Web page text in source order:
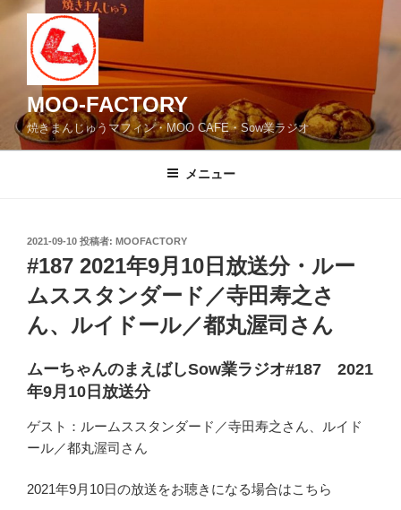
MOO-FACTORY
焼きまんじゅうマフィン・MOO CAFE・Sow業ラジオ
メニュー
投
稿
日:
2021-09-10 投稿者: MOOFACTORY
#187 2021年9月10日放送分・ルー
ムススタンダード／寺田寿之さ
ん、ルイドール／都丸渥司さん
ムーちゃんのまえばしSow業ラジオ#187 2021
年9月10日放送分
ゲスト：ルームススタンダード／寺田寿之さん、ルイド
ール／都丸渥司さん
2021年9月10日の放送をお聴きになる場合はこちら